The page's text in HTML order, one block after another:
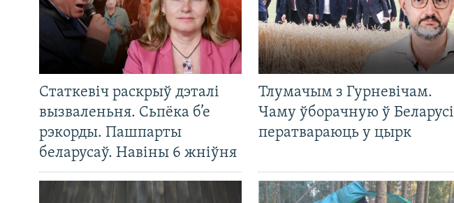
Статкевіч раскрыў дэталі
вызваленьня. Сьпёка б’е
рэкорды. Пашпарты
беларусаў. Навіны 6 жніўня
Тлумачым з Гурневічам.
Чаму ўборачную ў Беларусі
ператвараюць у цырк